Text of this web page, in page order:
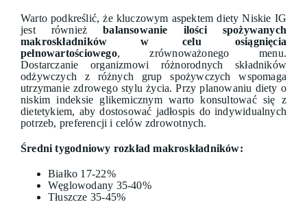
Warto podkreślić, że kluczowym aspektem diety Niskie IG
jest równieżbalansowanie ilości spożywanych
makroskładników w celu osiągnięcia
pełnowartościowego, zrównoważonego menu.
Dostarczanie organizmowi różnorodnych składników
odżywczych z różnych grup spożywczych wspomaga
utrzymanie zdrowego stylu życia. Przy planowaniu diety o
niskim indeksie glikemicznym warto konsultować się z
dietetykiem, aby dostosować jadłospis do indywidualnych
potrzeb, preferencji i celów zdrowotnych.
Średni tygodniowy rozkład makroskładników:
Białko 17-22%
Węglowodany 35-40%
Tłuszcze 35-45%